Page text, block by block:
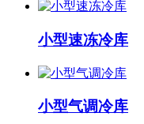
小型速冻冷库
小型气调冷库